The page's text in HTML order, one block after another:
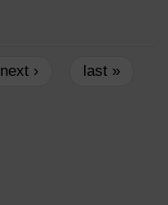
next › last »